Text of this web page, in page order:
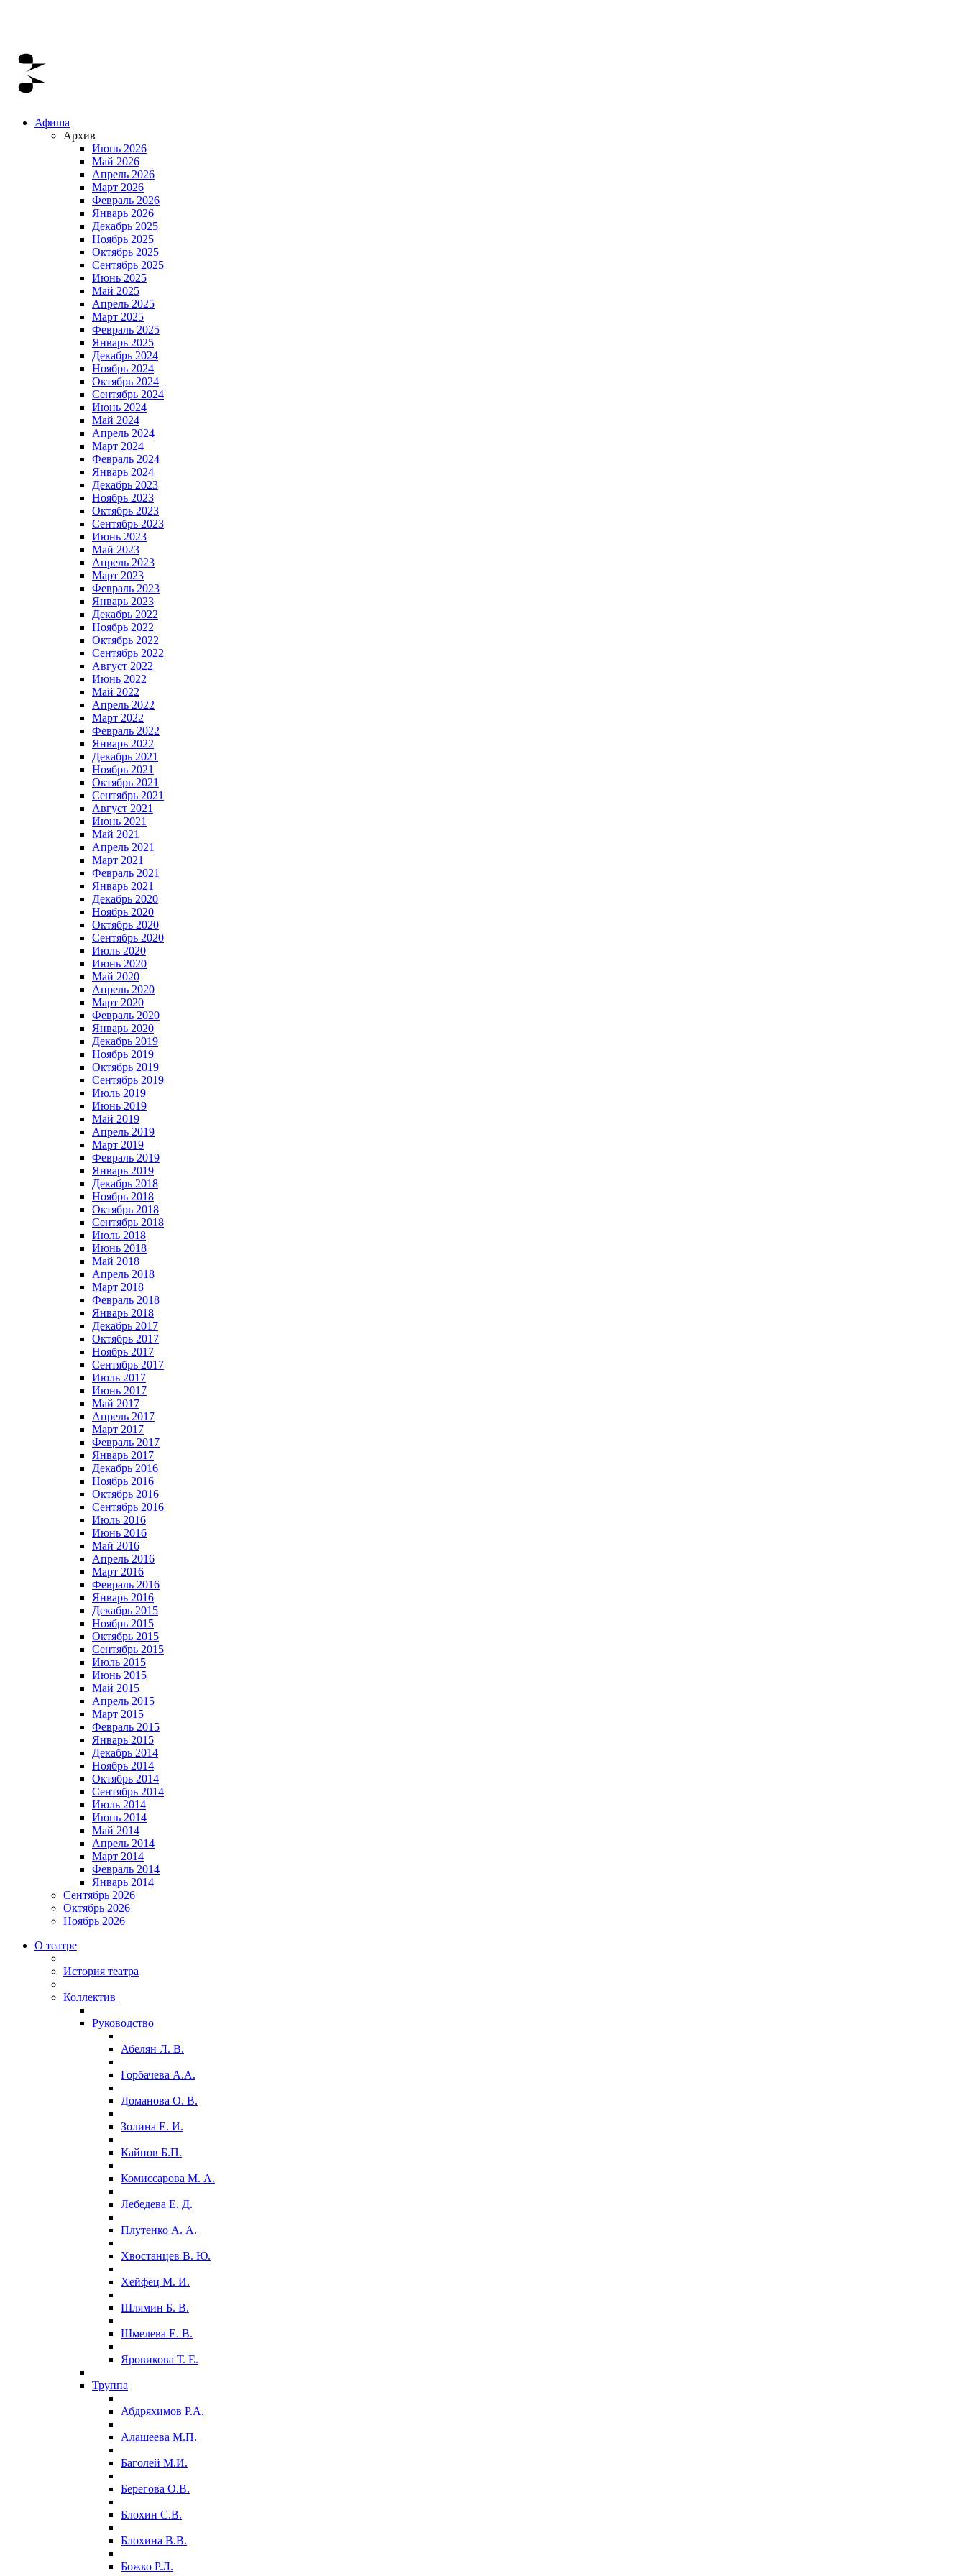
Афиша
Архив
Июнь 2026
Май 2026
Апрель 2026
Март 2026
Февраль 2026
Январь 2026
Декабрь 2025
Ноябрь 2025
Октябрь 2025
Сентябрь 2025
Июнь 2025
Май 2025
Апрель 2025
Март 2025
Февраль 2025
Январь 2025
Декабрь 2024
Ноябрь 2024
Октябрь 2024
Сентябрь 2024
Июнь 2024
Май 2024
Апрель 2024
Март 2024
Февраль 2024
Январь 2024
Декабрь 2023
Ноябрь 2023
Октябрь 2023
Сентябрь 2023
Июнь 2023
Май 2023
Апрель 2023
Март 2023
Февраль 2023
Январь 2023
Декабрь 2022
Ноябрь 2022
Октябрь 2022
Сентябрь 2022
Август 2022
Июнь 2022
Май 2022
Апрель 2022
Март 2022
Февраль 2022
Январь 2022
Декабрь 2021
Ноябрь 2021
Октябрь 2021
Сентябрь 2021
Август 2021
Июнь 2021
Май 2021
Апрель 2021
Март 2021
Февраль 2021
Январь 2021
Декабрь 2020
Ноябрь 2020
Октябрь 2020
Сентябрь 2020
Июль 2020
Июнь 2020
Май 2020
Апрель 2020
Март 2020
Февраль 2020
Январь 2020
Декабрь 2019
Ноябрь 2019
Октябрь 2019
Сентябрь 2019
Июль 2019
Июнь 2019
Май 2019
Апрель 2019
Март 2019
Февраль 2019
Январь 2019
Декабрь 2018
Ноябрь 2018
Октябрь 2018
Сентябрь 2018
Июль 2018
Июнь 2018
Май 2018
Апрель 2018
Март 2018
Февраль 2018
Январь 2018
Декабрь 2017
Октябрь 2017
Ноябрь 2017
Сентябрь 2017
Июль 2017
Июнь 2017
Май 2017
Апрель 2017
Март 2017
Февраль 2017
Январь 2017
Декабрь 2016
Ноябрь 2016
Октябрь 2016
Сентябрь 2016
Июль 2016
Июнь 2016
Май 2016
Апрель 2016
Март 2016
Февраль 2016
Январь 2016
Декабрь 2015
Ноябрь 2015
Октябрь 2015
Сентябрь 2015
Июль 2015
Июнь 2015
Май 2015
Апрель 2015
Март 2015
Февраль 2015
Январь 2015
Декабрь 2014
Ноябрь 2014
Октябрь 2014
Сентябрь 2014
Июль 2014
Июнь 2014
Май 2014
Апрель 2014
Март 2014
Февраль 2014
Январь 2014
Сентябрь 2026
Октябрь 2026
Ноябрь 2026
О театре
История театра
Коллектив
Руководство
Абелян Л. В.
Горбачева А.А.
Доманова О. В.
Золина Е. И.
Кайнов Б.П.
Комиссарова М. А.
Лебедева Е. Д.
Плутенко А. А.
Хвостанцев В. Ю.
Хейфец М. И.
Шлямин Б. В.
Шмелева Е. В.
Яровикова Т. Е.
Труппа
Абдряхимов Р.А.
Алашеева М.П.
Баголей М.И.
Берегова О.В.
Блохин С.В.
Блохина В.В.
Божко Р.Л.